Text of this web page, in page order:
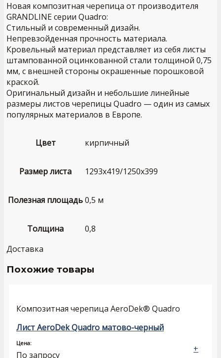
Новая композитная черепица от производителя
GRANDLINE серии Quadro:
Стильный и современный дизайн.
Непревзойденная прочность материала.
Кровельный материал представляет из себя листы
штампованной оцинкованной стали толщиной 0,75
мм, с внешней стороны окрашенные порошковой
краской.
Оригинальный дизайн и небольшие линейные
размеры листов черепицы Quadro — один из самых
популярных материалов в Европе.
Цвет кирпичный
Размер листа 1293х419/1250х399
Полезная площадь0,5 м
Толщина
0,8
Доставка
Похожие товары
Композитная черепица AeroDek® Quadro
Лист AeroDek Quadro матово-черный
Цена:
По запросу
+